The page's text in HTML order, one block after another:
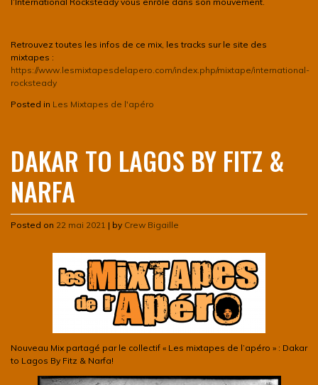
Retrouvez toutes les infos de ce mix, les tracks sur le site des
mixtapes :
https://www.lesmixtapesdelapero.com/index.php/mixtape/international-
rocksteady
Posted in Les Mixtapes de l'apéro
DAKAR TO LAGOS BY FITZ &
NARFA
Posted on 22 mai 2021 | by Crew Bigaille
Nouveau Mix partagé par le collectif « Les mixtapes de l’apéro » : Dakar
to Lagos By Fitz & Narfa!